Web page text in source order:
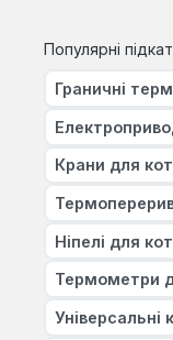
Популярні
Граничні
Крани для
Ніпелі для
Термометри
Універсальні